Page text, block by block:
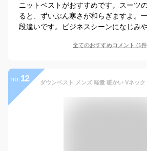
ニットベストがおすすめです。スーツ
ると、ずいぶん寒さが和らぎますよ。
段違いです。ビジネスシーンになじみや
全てのおすすめコメント (1
no. 12